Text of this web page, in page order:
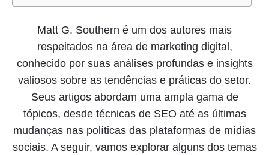
Matt G. Southern é um dos autores mais
respeitados na área de marketing digital,
conhecido por suas análises profundas e insights
valiosos sobre as tendências e práticas do setor.
Seus artigos abordam uma ampla gama de
tópicos, desde técnicas de SEO até as últimas
mudanças nas políticas das plataformas de mídias
sociais. A seguir, vamos explorar alguns dos temas